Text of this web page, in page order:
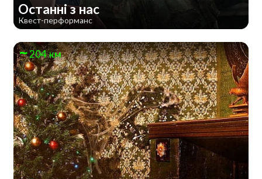
Останні з нас
Квест-перформанс
204 км